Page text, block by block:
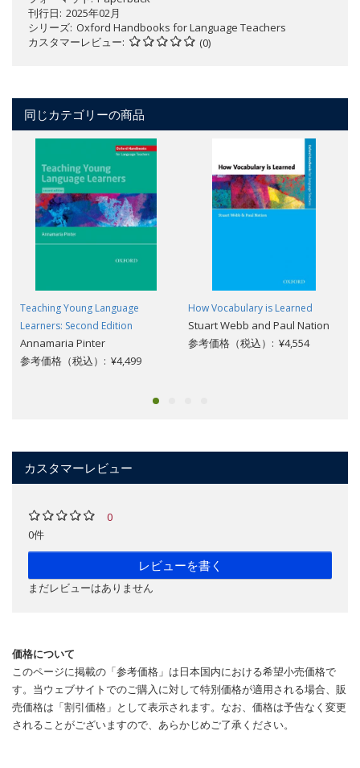
刊行日 2025年02月
シリーズ Oxford Handbooks for Language Teachers
カスタマーレビュー
(0)
同じカテゴリーの商品
Teaching Young Language
Learners: Second Edition
Annamaria Pinter
参考価格（税込）: ¥4,499
How Vocabulary is Learned
Stuart Webb and Paul Nation
参考価格（税込）: ¥4,554
カスタマーレビュー
0
0件
レビューを書く
まだレビューはありません
価格について
このページに掲載の「参考価格」は日本国内における希望小売価格で
す。当ウェブサイトでのご購入に対して特別価格が適用される場合、販
売価格は「割引価格」として表示されます。なお、価格は予告なく変更
されることがございますので、あらかじめご了承ください。